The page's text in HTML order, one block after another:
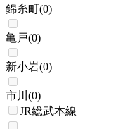
錦糸町(0)
亀戸(0)
新小岩(0)
市川 (0)
JR総武本線